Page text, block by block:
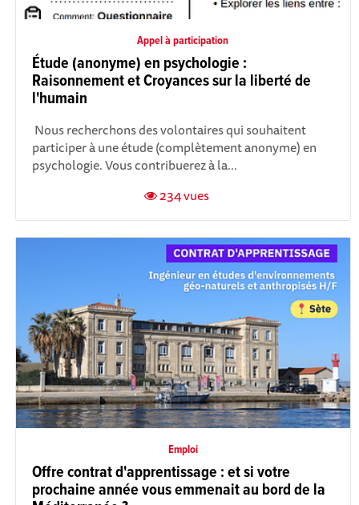
Appel à participation
Étude (anonyme) en psychologie :
Raisonnement et Croyances sur la liberté de
l'humain
‎ Nous recherchons des volontaires qui souhaitent
participer à une étude (complètement anonyme) en
psychologie. Vous contribuerez à la...
234 vues
Emploi
Offre contrat d'apprentissage : et si votre
prochaine année vous emmenait au bord de la